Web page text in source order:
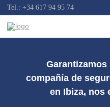
Tel.: +34 617 94 95 74
compañía de
en Ibiza, nos